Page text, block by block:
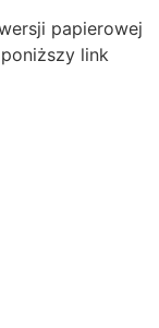
papierowej
link